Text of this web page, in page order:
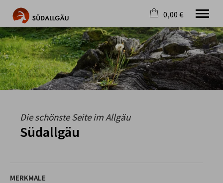
Die schönste Seite im Allgäu
Aktuell
Destination
Gastgeber
Wandern
Mountainbike
Tipps
0,00 €
×
Warenkorb ist leer
Die schönste Seite im Allgäu
Südallgäu
MERKMALE